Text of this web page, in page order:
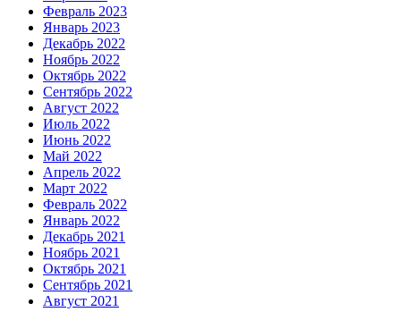
Февраль 2023
Январь 2023
Декабрь 2022
Ноябрь 2022
Октябрь 2022
Сентябрь 2022
Август 2022
Июль 2022
Июнь 2022
Май 2022
Апрель 2022
Март 2022
Февраль 2022
Январь 2022
Декабрь 2021
Ноябрь 2021
Октябрь 2021
Сентябрь 2021
Август 2021